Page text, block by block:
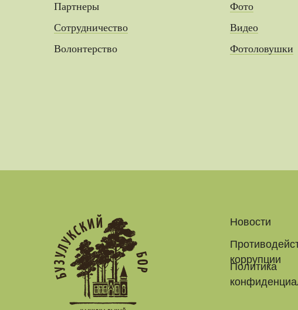
Партнеры
Сотрудничество
Волонтерство
Фото
Видео
Фотоловушки
Новости
коррупции
Политика